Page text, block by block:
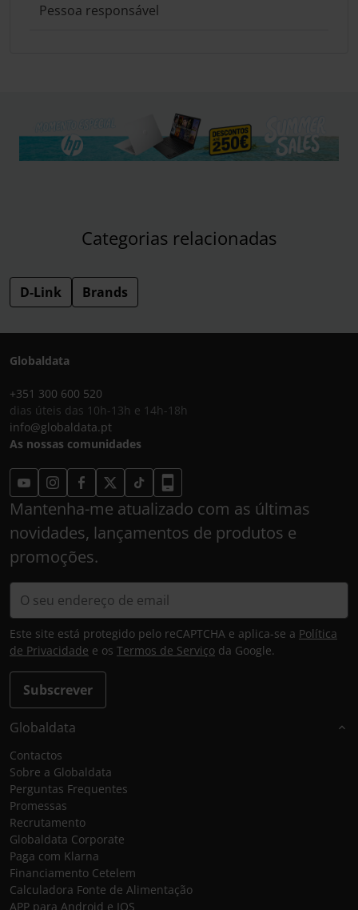
Pessoa responsável
Categorias relacionadas
D-Link Brands
Globaldata
+351 300 600 520
dias úteis das 10h-13h e 14h-18h
info@globaldata.pt
As nossas comunidades
Mantenha-me atualizado com as últimas
novidades, lançamentos de produtos e
promoções.
Subscrever
Este site está protegido pelo reCAPTCHA e aplica-se a Política
de Privacidade e os Termos de Serviço da Google.
Globaldata
Contactos
Sobre a Globaldata
Perguntas Frequentes
Promessas
Recrutamento
Globaldata Corporate
Paga com Klarna
Financiamento Cetelem
Calculadora Fonte de Alimentação
APP para Android e IOS